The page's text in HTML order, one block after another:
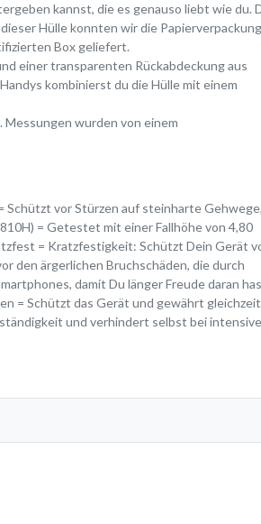
kannst, die es genauso liebt wie du.
Hülle konnten wir die
Box geliefert.
einer transparenten Rückabdeckung aus
kombinierst du die Hülle mit einem
Messungen wurden von einem
Schützt vor Stürzen auf steinharte Gehwege,
= Getestet mit einer Fallhöhe von 4,80
= Kratzfestigkeit: Schützt Dein Gerät
den ärgerlichen Bruchschäden, die durch
damit Du länger Freude daran
= Schützt das Gerät und gewährt
und verhindert selbst bei